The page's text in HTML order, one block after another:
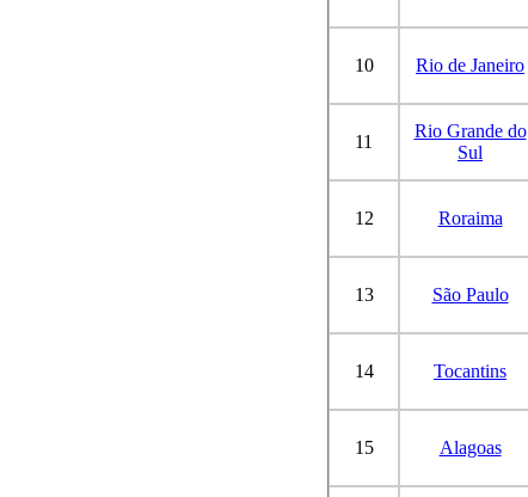
10 Rio de Janeiro
11
Rio Grande do
Sul
12 Roraima
13 São Paulo
14 Tocantins
15 Alagoas